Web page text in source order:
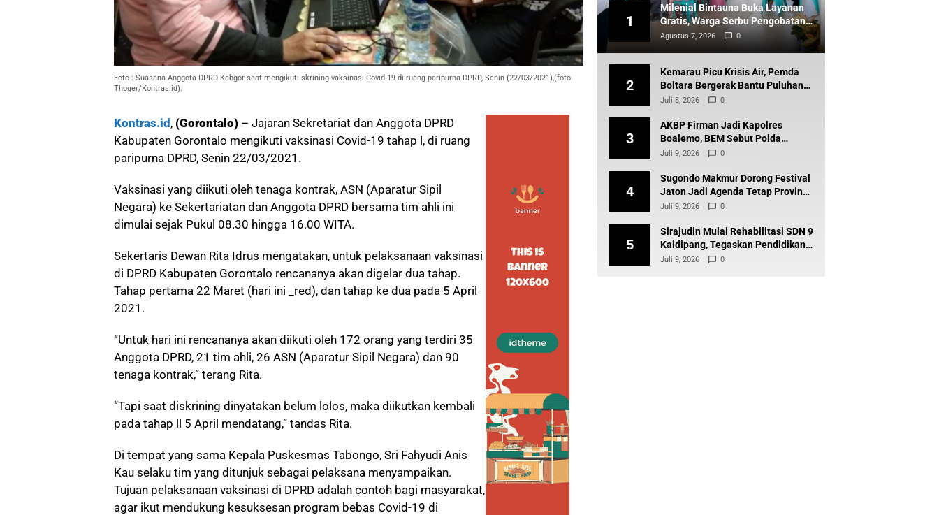
Foto : Suasana Anggota DPRD Kabgor saat mengikuti skrining vaksinasi Covid-19 di ruang paripurna DPRD, Senin (22/03/2021),(foto
Thoger/Kontras.id).
Kontras.id, (Gorontalo) – Jajaran Sekretariat dan Anggota DPRD
Kabupaten Gorontalo mengikuti vaksinasi Covid-19 tahap l, di ruang
paripurna DPRD, Senin 22/03/2021.
Vaksinasi yang diikuti oleh tenaga kontrak, ASN (Aparatur Sipil
Negara) ke Sekertariatan dan Anggota DPRD bersama tim ahli ini
dimulai sejak Pukul 08.30 hingga 16.00 WITA.
Sekertaris Dewan Rita Idrus mengatakan, untuk pelaksanaan vaksinasi
di DPRD Kabupaten Gorontalo rencananya akan digelar dua tahap.
Tahap pertama 22 Maret (hari ini _red), dan tahap ke dua pada 5 April
2021.
“Untuk hari ini rencananya akan diikuti oleh 172 orang yang terdiri 35
Anggota DPRD, 21 tim ahli, 26 ASN (Aparatur Sipil Negara) dan 90
tenaga kontrak,” terang Rita.
“Tapi saat diskrining dinyatakan belum lolos, maka diikutkan kembali
pada tahap ll 5 April mendatang,” tandas Rita.
Di tempat yang sama Kepala Puskesmas Tabongo, Sri Fahyudi Anis
Kau selaku tim yang ditunjuk sebagai pelaksana menyampaikan.
Tujuan pelaksanaan vaksinasi di DPRD adalah contoh bagi masyarakat,
agar ikut mendukung kesuksesan program bebas Covid-19 di
1
Milenial Bintauna Buka Layanan
Gratis, Warga Serbu Pengobatan
dan Sunatan
Agustus 7, 2026 0
2
Kemarau Picu Krisis Air, Pemda
Boltara Bergerak Bantu Puluhan
Warga Komus Timur
Juli 8, 2026 0
3
AKBP Firman Jadi Kapolres
Boalemo, BEM Sebut Polda
Gorontalo Tak Baik-Baik Saja
Juli 9, 2026 0
4
Sugondo Makmur Dorong Festival
Jaton Jadi Agenda Tetap Provinsi,
Kiai Mojo Kembali Disuarakan
Juli 9, 2026 0
5
Sirajudin Mulai Rehabilitasi SDN 9
Kaidipang, Tegaskan Pendidikan
Tetap Prioritas Daerah
Juli 9, 2026 0